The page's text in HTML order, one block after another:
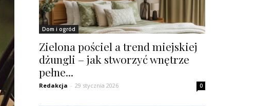
Dom i ogród
Zielona pościel a trend miejskiej
dżungli – jak stworzyć wnętrze
pełne...
Redakcja - 29 stycznia 2026 0